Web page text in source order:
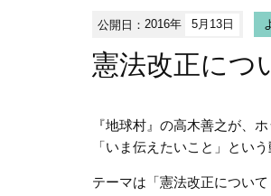
公開日：2016年 5月13日
憲法改正につ
『地球村』の高木善之が、
「いま伝えたいこと」とい
テーマは「憲法改正について